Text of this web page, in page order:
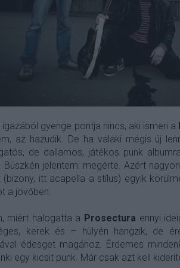
gyenge pontja nincs, aki ismeri a
az hazudik. De ha valaki mégis új
de dallamos, játékos punk
Büszkén jelentem: megérte. Azért
(bizony, itt acapella a stílus) egyik
a jövőben.
miért halogatta a Prosectura ennyi
kerek és – hülyén hangzik, de
édesget magához. Érdemes
egy kicsit punk. Már csak azt kell